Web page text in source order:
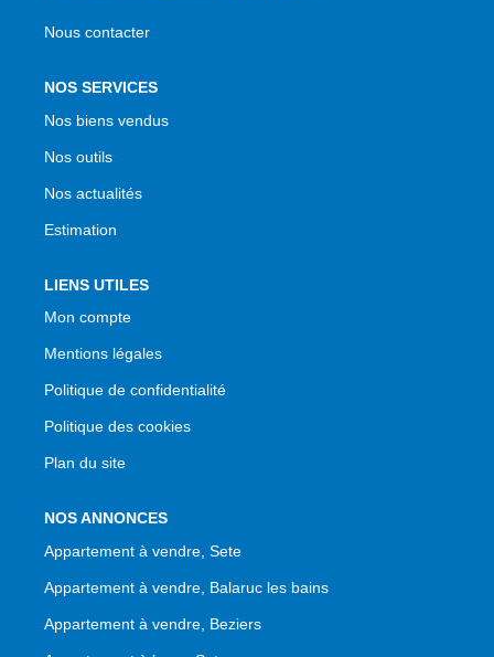
Nous contacter
NOS SERVICES
Nos biens vendus
Nos outils
Nos actualités
Estimation
LIENS UTILES
Mon compte
Mentions légales
Politique de confidentialité
Politique des cookies
Plan du site
NOS ANNONCES
Appartement à vendre, Sete
Appartement à vendre, Balaruc les bains
Appartement à vendre, Beziers